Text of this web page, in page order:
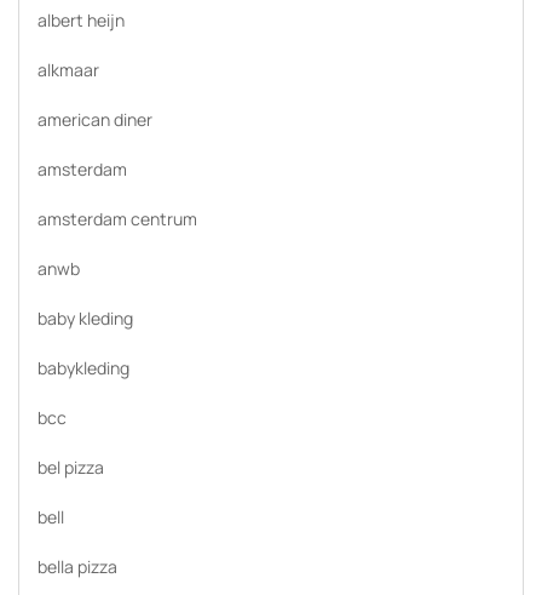
albert heijn
alkmaar
american diner
amsterdam
amsterdam centrum
anwb
baby kleding
babykleding
bcc
bel pizza
bell
bella pizza